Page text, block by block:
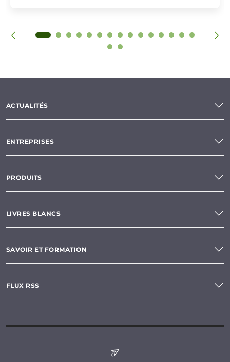
ACTUALITÉS
ENTREPRISES
PRODUITS
LIVRES BLANCS
SAVOIR ET FORMATION
FLUX RSS